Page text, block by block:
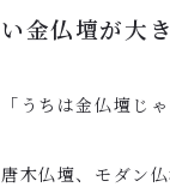
い金仏壇が大
「うちは金仏壇じ
唐木仏壇、モダン